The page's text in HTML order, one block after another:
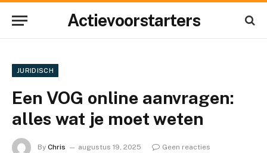
Actievoorstarters
JURIDISCH
Een VOG online aanvragen:
alles wat je moet weten
By Chris augustus 19, 2025
Geen reacties